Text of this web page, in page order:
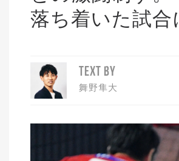
落ち着いた試合
TEXT BY
舞野隼大